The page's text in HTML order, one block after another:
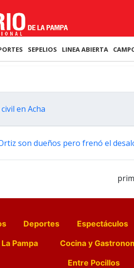
SEPELIOS LINEA ABIERTA
en Acha
son dueños pero frenó el
Deportes Espectáculos
Pampa Cocina y
Entre Pocillos